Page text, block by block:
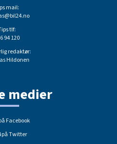
mail:
tlf:
94 120
redaktør:
Hildonen
medier
Facebook
på Twitter